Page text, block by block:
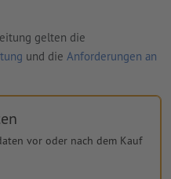
gelten die
und die Anforderungen an
vor oder nach dem Kauf